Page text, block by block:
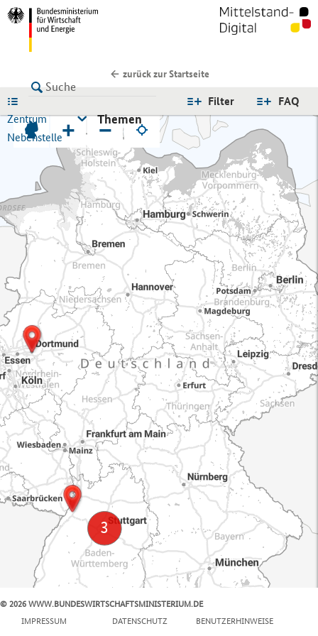
zurück zur Startseite
FAQ
Filter
Zentrum
Nebenstelle
Themen
+ −
© 2026 WWW.BUNDESWIRTSCHAFTSMINISTERIUM.DE
IMPRESSUM
DATENSCHUTZ BENUTZERHINWEISE